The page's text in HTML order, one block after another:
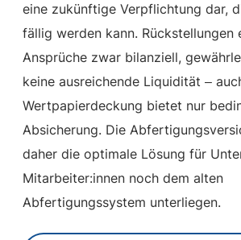
eine zukünftige Verpflichtung dar,
fällig werden kann. Rückstellungen
Ansprüche zwar bilanziell,
keine ausreichende Liquidität –
Wertpapierdeckung bietet nur
Absicherung. Die
daher die optimale Lösung für
Mitarbeiter:innen noch dem alten
Abfertigungssystem unterliegen.